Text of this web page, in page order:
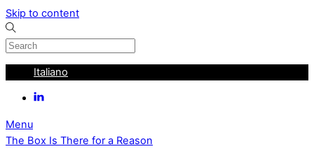
Skip to content
Italiano
Menu
The Box Is There for a Reason